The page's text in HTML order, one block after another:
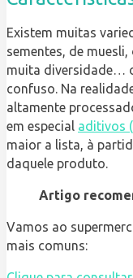
Existem muitas
sementes, de
muita diversidade…
confuso. Na
altamente
em especial aditivos
maior a lista, à
daquele produto.
Artigo
Vamos ao
mais comuns: